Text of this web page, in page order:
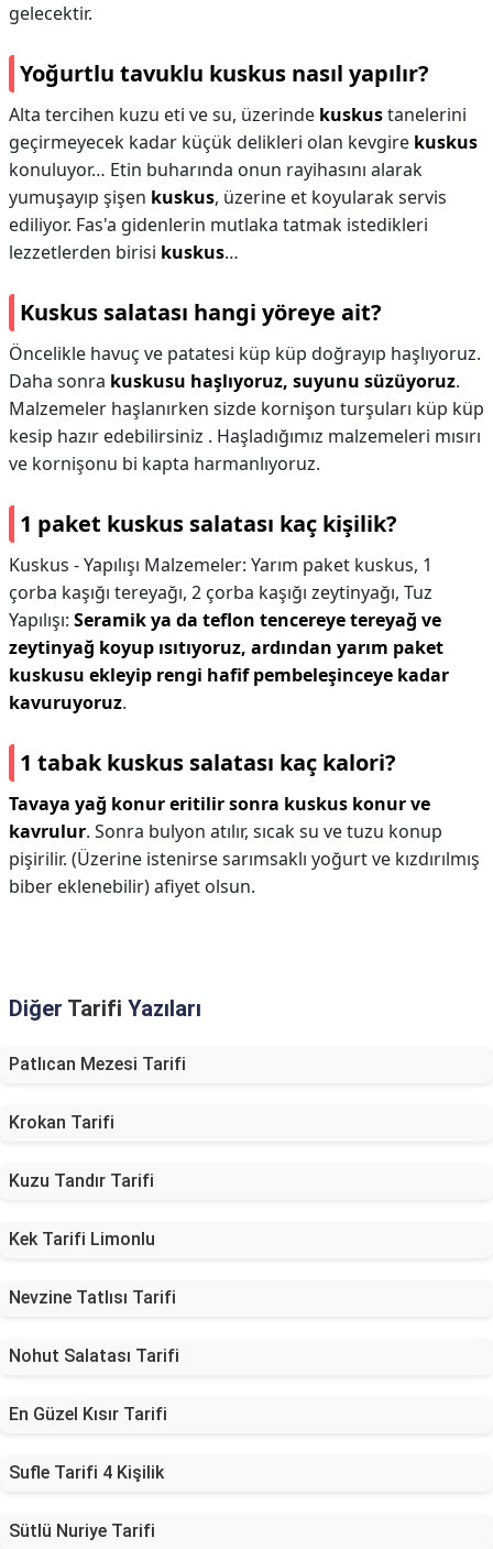
gelecektir.
Yoğurtlu tavuklu kuskus nasıl yapılır?
Alta tercihen kuzu eti ve su, üzerinde kuskustanelerini
geçirmeyecek kadar küçük delikleri olan kevgire kuskus
konuluyor… Etin buharında onun rayihasını alarak
yumuşayıp şişen kuskus, üzerine et koyularak servis
ediliyor. Fas'a gidenlerin mutlaka tatmak istedikleri
lezzetlerden birisi kuskus…
Kuskus salatası hangi yöreye ait?
Öncelikle havuç ve patatesi küp küp doğrayıp haşlıyoruz.
Daha sonra kuskusu haşlıyoruz, suyunu süzüyoruz.
Malzemeler haşlanırken sizde kornişon turşuları küp küp
kesip hazır edebilirsiniz . Haşladığımız malzemeleri mısırı
ve kornişonu bi kapta harmanlıyoruz.
1 paket kuskus salatası kaç kişilik?
Kuskus - Yapılışı Malzemeler: Yarım paket kuskus, 1
çorba kaşığı tereyağı, 2 çorba kaşığı zeytinyağı, Tuz
Yapılışı: Seramik ya da teflon tencereye tereyağ ve
zeytinyağ koyup ısıtıyoruz, ardından yarım paket
kuskusu ekleyip rengi hafif pembeleşinceye kadar
kavuruyoruz.
1 tabak kuskus salatası kaç kalori?
Tavaya yağ konur eritilir sonra kuskus konur ve
kavrulur. Sonra bulyon atılır, sıcak su ve tuzu konup
pişirilir. (Üzerine istenirse sarımsaklı yoğurt ve kızdırılmış
biber eklenebilir) afiyet olsun.
Diğer Tarifi Yazıları
Patlıcan Mezesi Tarifi
Krokan Tarifi
Kuzu Tandır Tarifi
Kek Tarifi Limonlu
Nevzine Tatlısı Tarifi
Nohut Salatası Tarifi
En Güzel Kısır Tarifi
Sufle Tarifi 4 Kişilik
Sütlü Nuriye Tarifi